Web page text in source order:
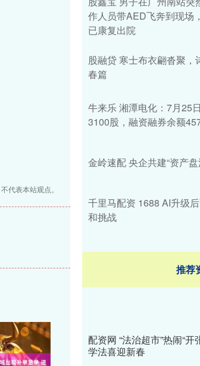
代表本站观点。
作人员带AED飞奔到现场
已康复出院
股融贷 寒士布衣翩沓聚，
春篇
牛来乐 湘潭电化：7月25
3100股，融资融券余额
金岭速配 央企共建“资产盘
千里马配资 1688 AI升级
和挑战
推荐
配资网 “法治超市”热闹“开
学法喜迎新春